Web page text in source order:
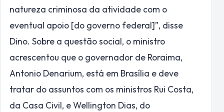
natureza criminosa da atividade com o
eventual apoio [do governo federal]”, disse
Dino. Sobre a questão social, o ministro
acrescentou que o governador de Roraima,
Antonio Denarium, está em Brasília e deve
tratar do assuntos com os ministros Rui Costa,
da Casa Civil, e Wellington Dias, do